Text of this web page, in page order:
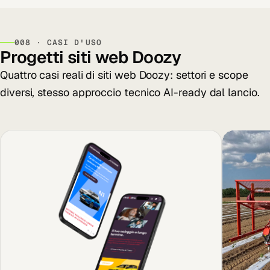
008 · CASI D'USO
Progetti siti web Doozy
Quattro casi reali di siti web Doozy: settori e scope
diversi, stesso approccio tecnico AI-ready dal lancio.